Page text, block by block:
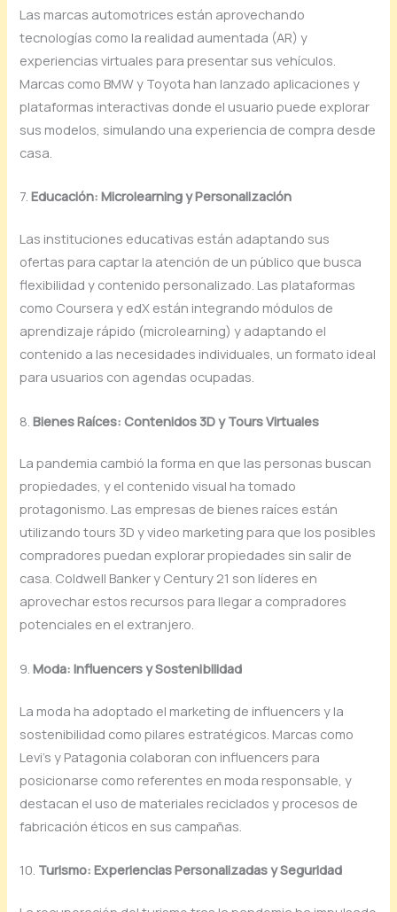
Las marcas automotrices están aprovechando
tecnologías como la realidad aumentada (AR) y
experiencias virtuales para presentar sus vehículos.
Marcas como BMW y Toyota han lanzado aplicaciones y
plataformas interactivas donde el usuario puede explorar
sus modelos, simulando una experiencia de compra desde
casa.
7.Educación: Microlearning y Personalización
Las instituciones educativas están adaptando sus
ofertas para captar la atención de un público que busca
flexibilidad y contenido personalizado. Las plataformas
como Coursera y edX están integrando módulos de
aprendizaje rápido (microlearning) y adaptando el
contenido a las necesidades individuales, un formato ideal
para usuarios con agendas ocupadas.
8.Bienes Raíces: Contenidos 3D y Tours Virtuales
La pandemia cambió la forma en que las personas buscan
propiedades, y el contenido visual ha tomado
protagonismo. Las empresas de bienes raíces están
utilizando tours 3D y video marketing para que los posibles
compradores puedan explorar propiedades sin salir de
casa. Coldwell Banker y Century 21 son líderes en
aprovechar estos recursos para llegar a compradores
potenciales en el extranjero.
9.Moda: Influencers y Sostenibilidad
La moda ha adoptado el marketing de influencers y la
sostenibilidad como pilares estratégicos. Marcas como
Levi’s y Patagonia colaboran con influencers para
posicionarse como referentes en moda responsable, y
destacan el uso de materiales reciclados y procesos de
fabricación éticos en sus campañas.
10. Turismo: Experiencias Personalizadas y Seguridad